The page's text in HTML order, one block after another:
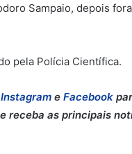
Sampaio, depois
pela Polícia Científica.
Instagram e Facebook
receba as principais